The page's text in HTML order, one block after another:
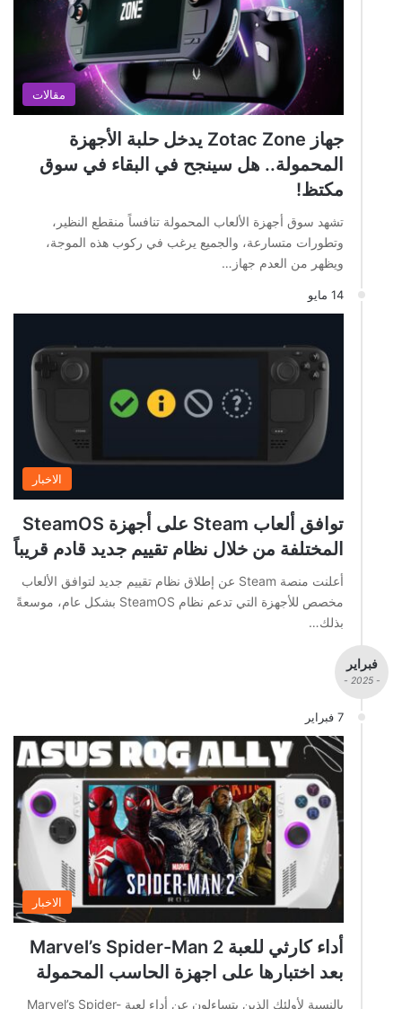
مقالات
جهاز Zotac Zone يدخل حلبة الأجهزة
المحمولة.. هل سينجح في البقاء في سوق
مكتظ!
تشهد سوق أجهزة الألعاب المحمولة تنافساً منقطع النظير،
وتطورات متسارعة، والجميع يرغب في ركوب هذه الموجة،
ويظهر من العدم جهاز…
14 مايو
الاخبار
توافق ألعاب Steam على أجهزة SteamOS
المختلفة من خلال نظام تقييم جديد قادم قريباً
أعلنت منصة Steam عن إطلاق نظام تقييم جديد لتوافق الألعاب
مخصص للأجهزة التي تدعم نظام SteamOS بشكل عام، موسعةً
بذلك…
فبراير
- 2025 -
7 فبراير
الاخبار
أداء كارثي للعبة Marvel’s Spider-Man 2
بعد اختبارها على اجهزة الحاسب المحمولة
بالنسبة لأولئك الذين يتساءلون عن أداء لعبة Marvel’s Spider-